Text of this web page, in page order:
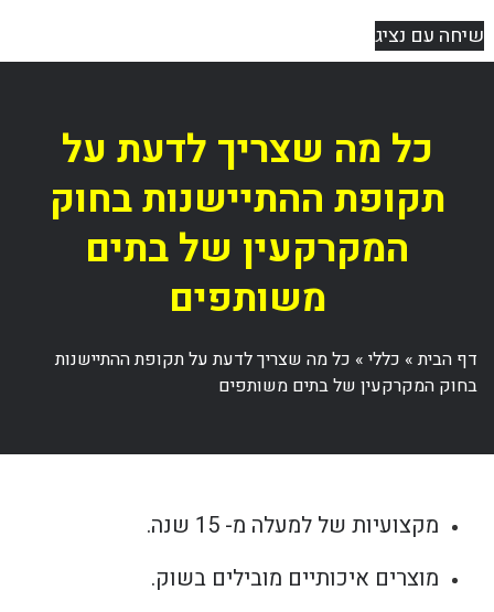
שיחה עם נציג
כל מה שצריך לדעת על
תקופת ההתיישנות בחוק
המקרקעין של בתים
משותפים
דף הבית» כללי» כל מה שצריך לדעת על תקופת ההתיישנות
בחוק המקרקעין של בתים משותפים
מקצועיות של למעלה מ- 15 שנה.
מוצרים איכותיים מובילים בשוק.